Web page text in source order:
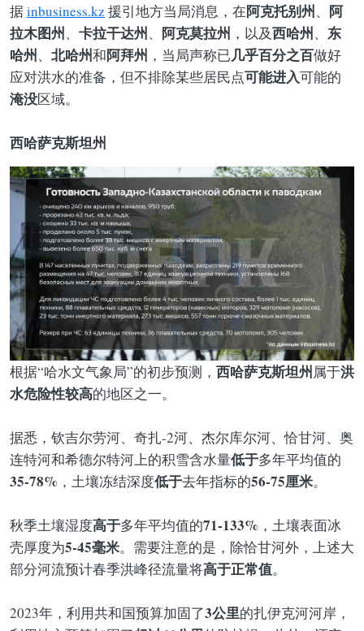
据inbusiness.kz 援引地方当局消息，在阿克托别州、 阿
拉木图州、 卡拉干达州、 阿克莫拉州 ，以及西哈州、 东
哈州、 北哈州和阿拜州 ，当局声称已几乎百分之百做好
应对洪水的准备，但不排除某些居民点可能进入可能的
淹没区域。
西哈萨克斯坦州
根据“哈水文气象局”的初步预测， 西哈萨克斯坦州属于洪
水危险性较高的地区之一。
据悉，钦吉尔劳河、奇扎-2河、杰尔库尔河、恰甘河、奥
连特河和希德尔特河上的积雪含水量低于多年平均值的
35-78% ，土壤冻结深度低于去年指标的56-75厘米。
秋季土壤湿度高于多年平均值的71-133% ，土壤表面冰
壳厚度为5-45毫米。需要注意的是，除恰甘河外，上述大
部分河流预计春季洪峰径流量将高于正常值。
2023年，利用共和国预算加固了3公里的扎伊克河河岸，